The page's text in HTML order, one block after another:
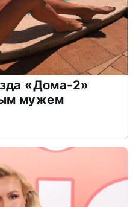
«Дома-2»
мужем